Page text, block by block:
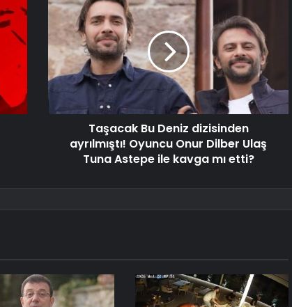
Taşacak Bu Deniz dizisinden
ayrılmıştı! Oyuncu Onur Dilber Ulaş
Tuna Astepe ile kavga mı etti?